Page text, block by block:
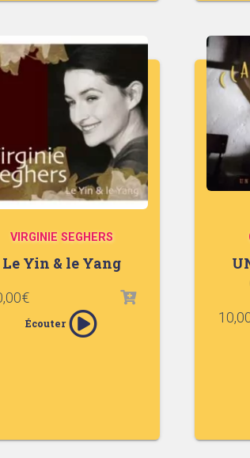
VIRGINIE SEGHERS
Le Yin & le Yang
€
Écouter